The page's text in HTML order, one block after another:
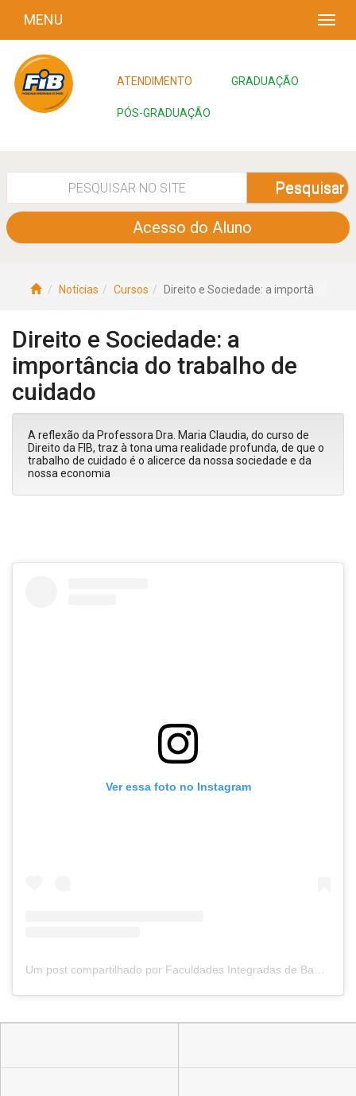
MENU
ATENDIMENTO GRADUAÇÃO
PÓS-GRADUAÇÃO
Pesquisar
Acesso do Aluno
Notícias Cursos Direito e Sociedade: a importâ
Direito e Sociedade: a
importância do trabalho de
cuidado
A reflexão da Professora Dra. Maria Claudia, do curso de
Direito da FIB, traz à tona uma realidade profunda, de que o
trabalho de cuidado é o alicerce da nossa sociedade e da
nossa economia
Ver essa foto no Instagram
Um post compartilhado por Faculdades Integradas de Bauru (@fibbauru)